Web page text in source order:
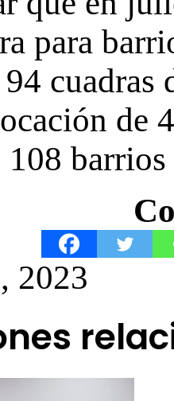
para
cuadras
de
2023